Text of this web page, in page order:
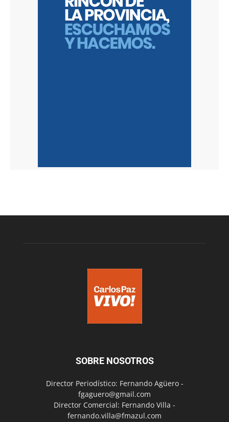
SOBRE NOSOTROS
Director Periodístico: Fernando Agüero -
fgaguero@gmail.com
Director Comercial: Fernando Villa -
fernando.villa@fmazul.com